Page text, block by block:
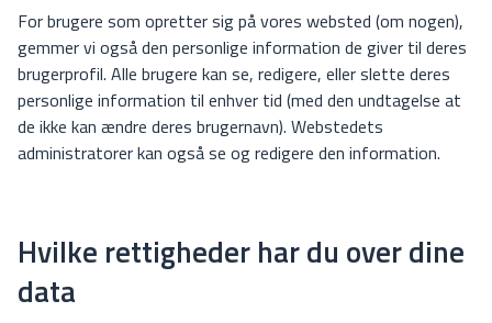
For brugere som opretter sig på vores websted (om nogen),
gemmer vi også den personlige information de giver til deres
brugerprofil. Alle brugere kan se, redigere, eller slette deres
personlige information til enhver tid (med den undtagelse at
de ikke kan ændre deres brugernavn). Webstedets
administratorer kan også se og redigere den information.
Hvilke rettigheder har du over dine
data